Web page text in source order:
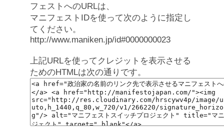
フェストへのURLは、
マニフェストIDを使って次のように指定し
てください。
http://www.maniken.jp/id#0000000023
上記URLを使ってクレジットを表示させる
ためのHTMLは次の通りです。